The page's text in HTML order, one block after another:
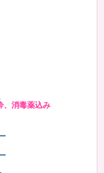
消毒薬込み